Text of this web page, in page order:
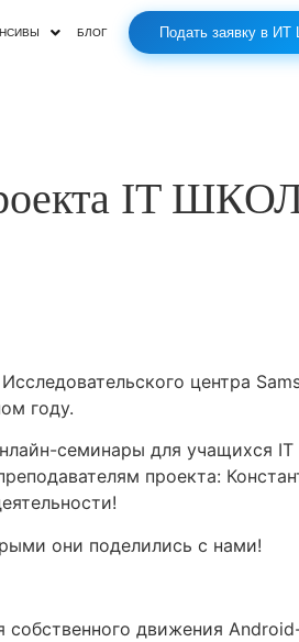
БЛОГ Подать заявку в ИТ
IT
центра
году.
семинары для учащихся
проекта:
они поделились с нами!
движения